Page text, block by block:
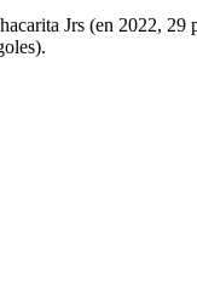
Jrs (en 2022,